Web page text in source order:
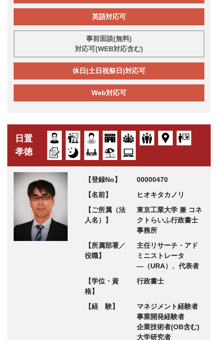
英語対応可
事前面談(無料)
対応可(WEB対応含む)
休日(土日祝祭日)対応可
Web対応可
日置
孝徳
【登録No】
00000470
【名前】
ヒオキタカノリ
【ご所属（法
人名）】
東京工業大学 兼 コネ
クトらいふ行政書士
事務所
【所属部署／
役職】
主任リサーチ・アド
ミニストレータ
―（URA）、代表者
【学位・資
格】
行政書士
【経 験】
マネジメント経験者
事業開発経験者
企業技術者(OB含む)
大学研究者